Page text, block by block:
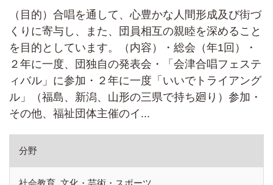
（目的）合唱を通して、心豊かな人間形成及び街づ
くりに寄与し、また、団員相互の親睦を深めること
を目的としています。（内容）・総会（年1回）・
２年に一度、団独自の発表会・「会津合唱フェステ
ィバル」に参加・２年に一度「いいでトライアング
ル」（福島、新潟、山形の三県で持ち廻り）参加・
その他、福祉団体主催のイ...
分野
社会教育, 文化・芸術・スポーツ